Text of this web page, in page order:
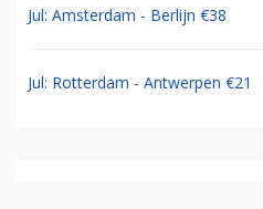
Jul: Amsterdam - Berlijn €38
Jul: Rotterdam - Antwerpen €21